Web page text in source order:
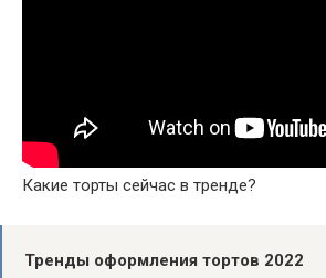
Какие торты сейчас в тренде?
Тренды оформления тортов 2022